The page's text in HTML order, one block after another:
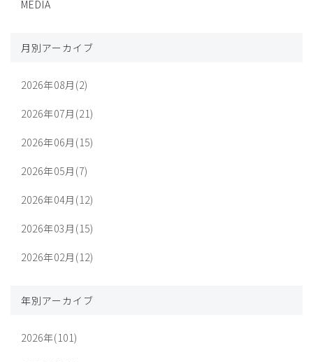
MEDIA
月別アーカイブ
2026年08月(2)
2026年07月(21)
2026年06月(15)
2026年05月(7)
2026年04月(12)
2026年03月(15)
2026年02月(12)
年別アーカイブ
2026年(101)